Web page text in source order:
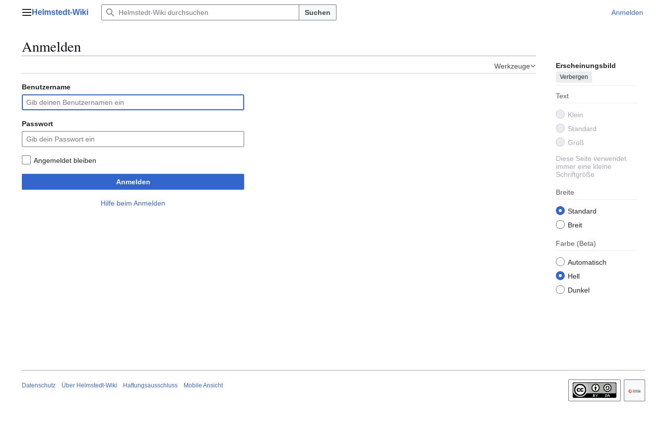
Hauptmenü
Helmstedt-Wiki Suchen Anmelden
Anmelden
Werkzeuge Erscheinungsbild
Verbergen
Text
Klein
Standard
Groß
Diese Seite verwendet
immer eine kleine
Schriftgröße
Breite
Standard
Breit
Farbe (Beta)
Automatisch
Hell
Dunkel
Benutzername
Passwort
Angemeldet bleiben
Anmelden
Hilfe beim Anmelden
Datenschutz Über Helmstedt-Wiki Haftungsausschluss Mobile Ansicht